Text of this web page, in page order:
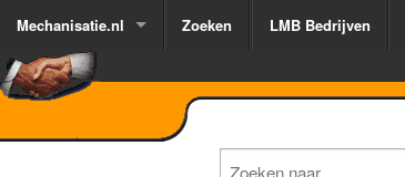
Mechanisatie.nl Zoeken LMB Bedrijven